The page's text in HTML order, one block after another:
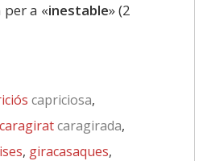
per a «inestable» (2
capriciosa,
caragiratcaragirada,
, giracasaques,